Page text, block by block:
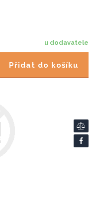
u dodavatele
Přidat do košíku